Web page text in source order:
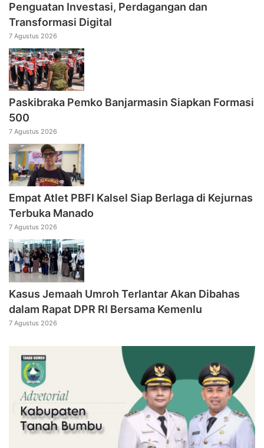
Penguatan Investasi, Perdagangan dan
Transformasi Digital
7 Agustus 2026
Paskibraka Pemko Banjarmasin Siapkan Formasi
500
7 Agustus 2026
Empat Atlet PBFI Kalsel Siap Berlaga di Kejurnas
Terbuka Manado
7 Agustus 2026
Kasus Jemaah Umroh Terlantar Akan Dibahas
dalam Rapat DPR RI Bersama Kemenlu
7 Agustus 2026